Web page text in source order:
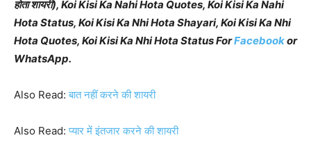
होता शायरी), Koi Kisi Ka Nahi Hota Quotes, Koi Kisi Ka Nahi
Hota Status, Koi Kisi Ka Nhi Hota Shayari, Koi Kisi Ka Nhi
Hota Quotes, Koi Kisi Ka Nhi Hota Status ForFacebookor
WhatsApp.
Also Read:बात नहीं करने की शायरी
Also Read:प्यार में इंतजार करने की शायरी